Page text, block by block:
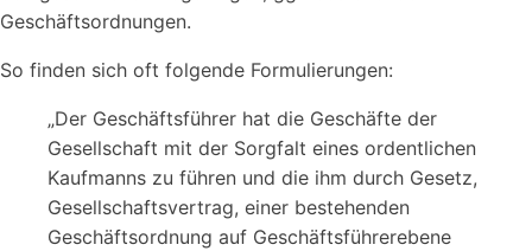
Geschäftsordnungen.
So finden sich oft folgende Formulierungen:
„Der Geschäftsführer hat die Geschäfte der
Gesellschaft mit der Sorgfalt eines ordentlichen
Kaufmanns zu führen und die ihm durch Gesetz,
Gesellschaftsvertrag, einer bestehenden
Geschäftsordnung auf Geschäftsführerebene